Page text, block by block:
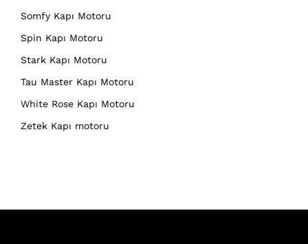
Somfy Kapı Motoru
Spin Kapı Motoru
Stark Kapı Motoru
Tau Master Kapı Motoru
White Rose Kapı Motoru
Zetek Kapı motoru